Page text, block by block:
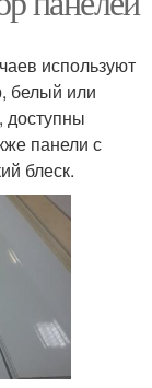
используют
белый или
доступны
панели с
блеск.